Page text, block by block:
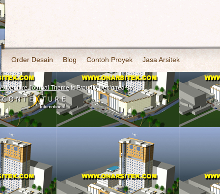
Order Desain Blog Contoh Proyek Jasa Arsitek
Adventure Journal Themeis Proudly Designed By